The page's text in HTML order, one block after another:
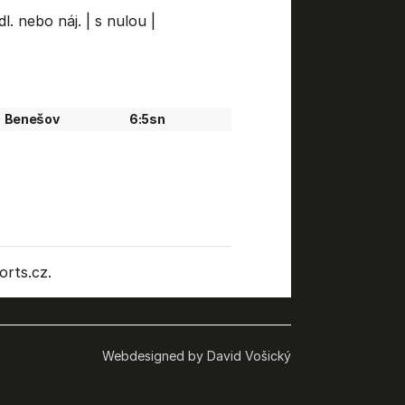
nebo náj. s nulou|
Benešov 6:5sn
Webdesigned by David Vošický